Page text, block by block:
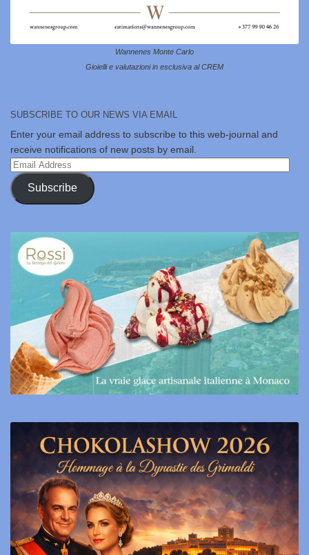
Wannenes Monte Carlo
Gioielli e valutazioni in esclusiva al CREM
SUBSCRIBE TO OUR NEWS VIA EMAIL
Enter your email address to subscribe to this web-journal and
receive notifications of new posts by email.
Email
Address
Subscribe